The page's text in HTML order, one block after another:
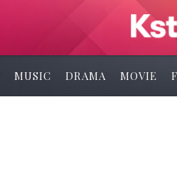
MUSIC DRAMA MOVIE